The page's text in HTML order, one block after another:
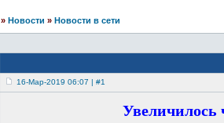
» Новости » Новости в сети
16-Мар-2019 06:07 | #1
Увеличилось